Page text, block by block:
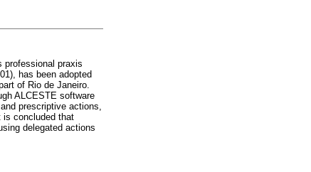
professional praxis
has been adopted
of Rio de Janeiro.
ALCESTE software
prescriptive actions,
is concluded that
delegated actions